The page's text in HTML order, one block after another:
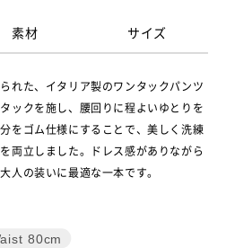
素材 サイズ
れた、イタリア製のワンタックパンツ
ックを施し、腰回りに程よいゆとりを
をゴム仕様にすることで、美しく洗練
両立しました。ドレス感がありながら
人の装いに最適な一本です。
80cm